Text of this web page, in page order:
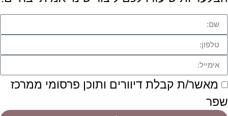
מאשר/ת קבלת דיוורים ותוכן פרסומי ממרכז
שפר